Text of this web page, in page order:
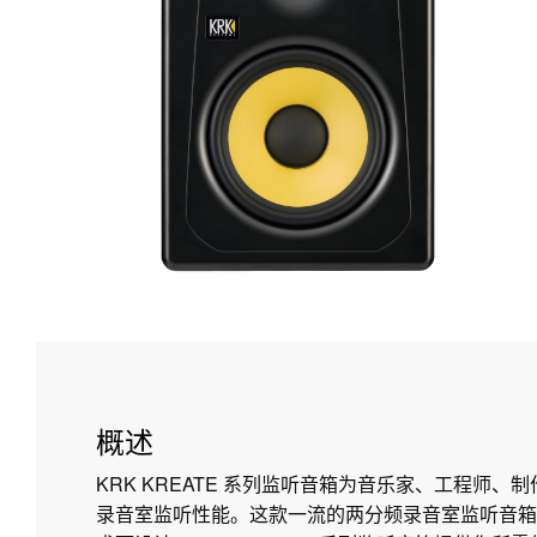
概述
KRK KREATE 系列监听音箱为音乐家、工程师、
录音室监听性能。这款一流的两分频录音室监听音